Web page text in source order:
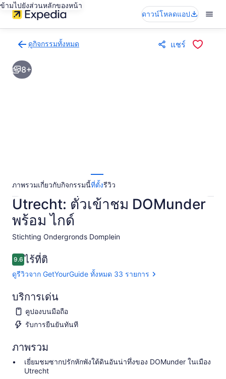
ข้ามไปยังส่วนหลักของหน้า
ดาวน์โหลดแอป
ดูกิจกรรมทั้งหมด
ไป
ยัง
หน้า
แชร์
8+
ภาพรวมเกี่ยวกับกิจกรรมนี้ที่ตั้งรีวิว
Utrecht: ตั๋วเข้าชม DOMunder
พร้อม ไกด์
Stichting Ondergronds Domplein​
9.69.6 จาก 10
ไร้ที่ติ
ดูรีวิวจาก GetYourGuide ทั้งหมด 33 รายการ
บริการเด่น
คูปองบนมือถือ
รับการยืนยันทันที
ภาพรวม
เยี่ยมชมซากปรักหักพังใต้ดินอันน่าทึ่งของ DOMunder ในเมือง
Utrecht